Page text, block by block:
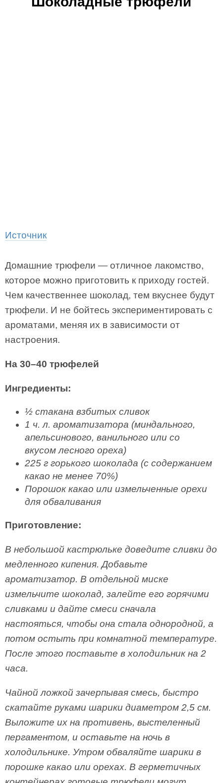
Источник
Домашние трюфели — отличное лакомство,
которое можно приготовить к приходу гостей.
Чем качественнее шоколад, тем вкуснее будут
трюфели. И не бойтесь экспериментировать с
ароматами, меняя их в зависимости от
настроения.
На 30–40 трюфелей
Ингредиенты:
½ стакана взбитых сливок
1 ч. л. ароматизатора (миндального,
апельсинового, ванильного или со
вкусомлесного ореха)
225 г горького шоколада (с содержанием
какао не менее 70%)
Порошок какао или измельченные орехи
для обваливания
Приготовление:
В небольшой кастрюльке доведите сливки до
медленного кипения. Добавьте
ароматизатор. В отдельной миске
измельчите шоколад, залейте его горячими
сливками и дайте смеси сначала
настояться, чтобы она стала однородной, а
потом остыть при комнатной температуре.
После этого поставьте в холодильник на 2
часа.
Чайной ложкой зачерпывая смесь, быстро
скатайте руками шарики диаметром 2,5 см.
Выложите их на противень, выстеленный
пергаментом, и оставьте на ночь в
холодильнике. Утром обваляйте шарики в
порошке какао или орехах. В герметичных